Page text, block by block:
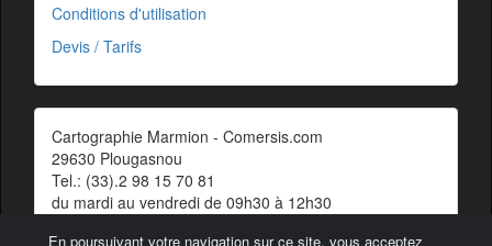
En poursuivant votre navigation sur ce site, vous acceptez
Conditions d'utilisation
Devis / Tarifs
Cartographie Marmion - Comersis.com
29630 Plougasnou
Tel.: (33).2 98 15 70 81
du mardi au vendredi de 09h30 à 12h30